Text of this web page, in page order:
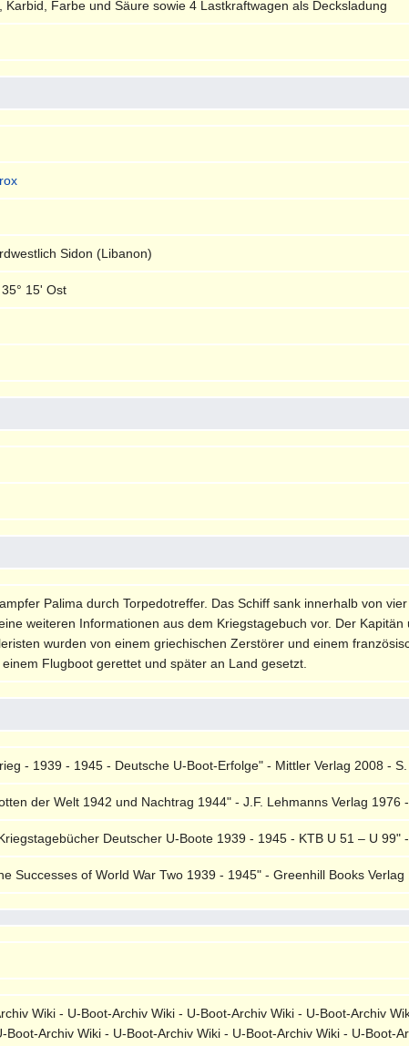
Karbid, Farbe und Säure sowie 4 Lastkraftwagen als Decksladung
Sidon (Libanon)
15' Ost
Palima durch Torpedotreffer. Das Schiff sank innerhalb von
weiteren Informationen aus dem Kriegstagebuch vor. Der
wurden von einem griechischen Zerstörer und einem
Flugboot gerettet und später an Land gesetzt.
- 1939 - 1945 - Deutsche U-Boot-Erfolge" - Mittler Verlag 2008 - S.
der Welt 1942 und Nachtrag 1944" - J.F. Lehmanns Verlag 1976
Deutscher U-Boote 1939 - 1945 - KTB U 51 – U 99"
Successes of World War Two 1939 - 1945" - Greenhill Books Verlag
Wiki - U-Boot-Archiv Wiki - U-Boot-Archiv Wiki - U-Boot-Archiv
Archiv Wiki - U-Boot-Archiv Wiki - U-Boot-Archiv Wiki - U-Boot-